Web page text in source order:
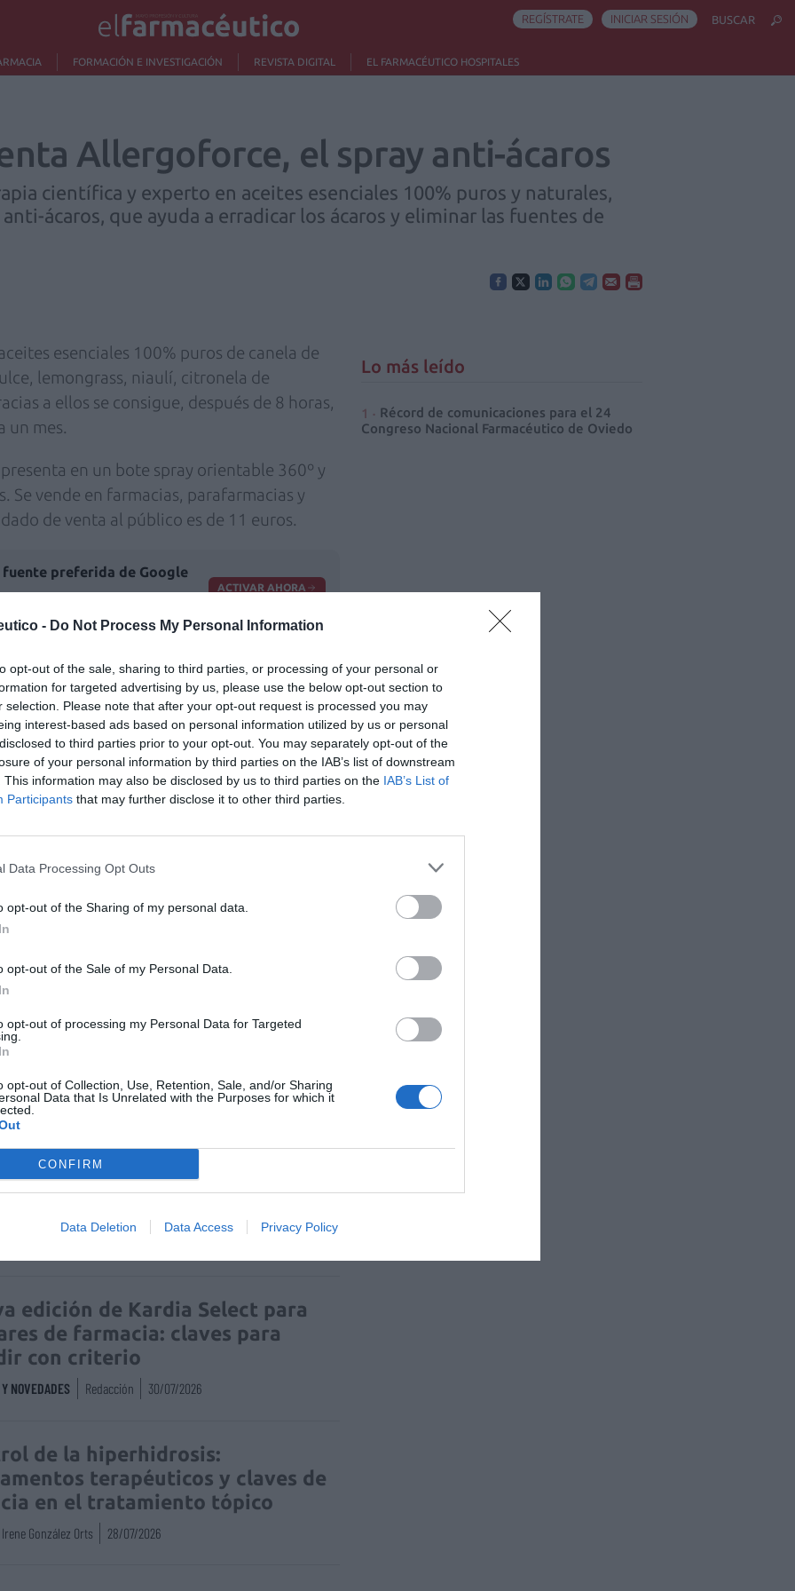
- Do Not Process My Personal Information
opt-out of the sale, sharing to third parties, or processing of your personal or
for targeted advertising by us, please use the below opt-out section to
selection. Please note that after your opt-out request is processed you may
interest-based ads based on personal information utilized by us or personal
to third parties prior to your opt-out. You may separately opt-out of the
of your personal information by third parties on the IAB’s list of downstream
This information may also be disclosed by us to third parties on the IAB’s List of
Participants that may further disclose it to other third parties.
Data Processing Opt Outs
opt-out of the Sharing of my personal data.
opt-out of the Sale of my Personal Data.
opt-out of processing my Personal Data for Targeted
opt-out of Collection, Use, Retention, Sale, and/or Sharing
Data that Is Unrelated with the Purposes for which it
CONFIRM
Data Deletion Data Access Privacy Policy
FORMACIÓN E INVESTIGACIÓN REVISTA DIGITAL EL FARMACÉUTICO HOSPITALES
REGÍSTRATE INICIAR SESIÓN BUSCAR
Allergoforce, el spray anti-ácaros
científica y experto en aceites esenciales 100% puros y naturales,
ácaros, que ayuda a erradicar los ácaros y eliminar las fuentes de
esenciales 100% puros de canela de
lemongrass, niaulí, citronela de
a ellos se consigue, después de 8 horas,
un mes.
en un bote spray orientable 360º y
Se vende en farmacias, parafarmacias y
de venta al público es de 11 euros.
fuente preferida de Google
de actualidad.
ACTIVAR AHORA
Allergoforce
online de medicamentos de
seguridad y trazabilidad
Isabel Marín Moral
de comunicaciones para el 24
Nacional Farmacéutico de
NOVEDADES Redacción 31/07/2026
un apoyo esencial en el
infantil
Y NOVEDADES Redacción 30/07/2026
edición de Kardia Select para
de farmacia: claves para
con criterio
NOVEDADES Redacción 30/07/2026
de la hiperhidrosis:
terapéuticos y claves de
en el tratamiento tópico
Irene González Orts 28/07/2026
Lo más leído
Récord de comunicaciones para el 24
Congreso Nacional Farmacéutico de Oviedo